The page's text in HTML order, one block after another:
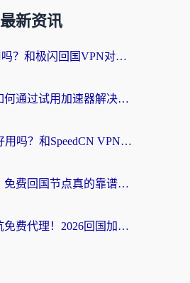
最新资讯
Malus VPN好用吗？和极闪回国VPN对比哪个回国效果更好？海外党亲测3款加速器+避坑指南
海外党必看：如何通过试用加速器解决国内APP地区限制？附2026最新对比测评
雷神手游VPN好用吗？和SpeedCN VPN对比哪个回国效果更好？海外党亲测3款加速器+避坑指南
海外党别踩坑：免费回国节点真的靠谱吗？教你选对加速器无缝访问国内资源
海外党别再踩坑免费代理！2026回国加速器全攻略：从选线到避坑，无缝访问国内资源